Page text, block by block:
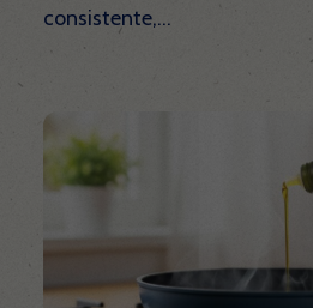
consistente,...